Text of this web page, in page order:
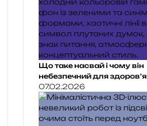
Що таке насвай і чому він
небезпечний для здоров’я
07.02.2026